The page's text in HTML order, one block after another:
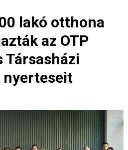
lakó otthona
az OTP
Társasházi
nyerteseit